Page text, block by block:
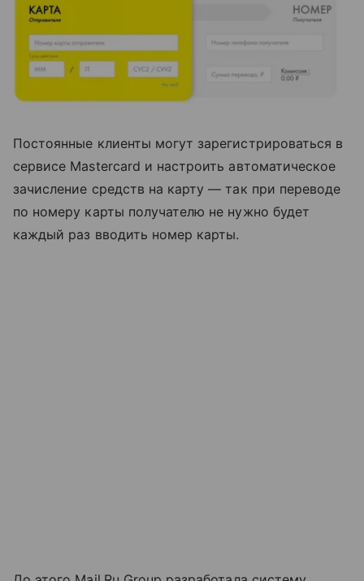
Постоянные клиенты могут зарегистрироваться в
сервисе Mastercard и настроить автоматическое
зачисление средств на карту — так при переводе
по номеру карты получателю не нужно будет
каждый раз вводить номер карты.